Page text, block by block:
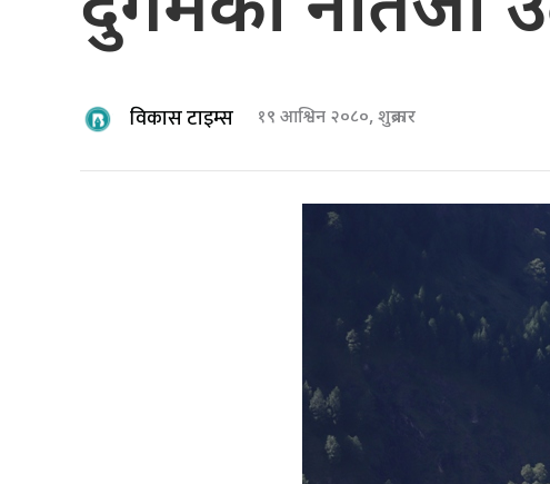
विकास टाइम्स १९ आश्विन २०८०, शुक्रबार